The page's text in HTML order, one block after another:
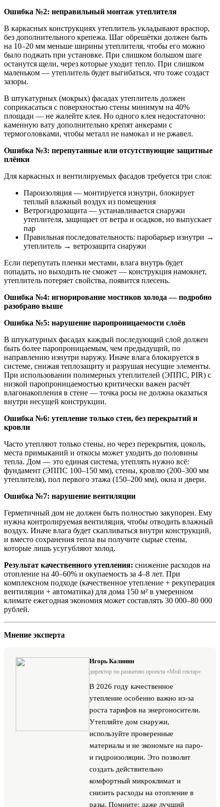
Ошибка №2: неправильный монтаж утеплителя
В каркасных конструкциях утеплитель укладывают враспор,
без дополнительного крепежа. Шаг обрешётки должен быть
на 10–20 мм меньше ширины утеплителя, чтобы его можно
было поджать при установке. При слишком большом шаге
останутся щели, через которые уходит тепло. При слишком
маленьком — утеплитель будет выгибаться, что тоже создаст
зазоры.
В штукатурных (мокрых) фасадах утеплитель должен
соприкасаться с поверхностью стены минимум на 40%
площади — не жалейте клея. Но одного клея недостаточно:
каменную вату дополнительно крепят анкерами с
термоголовками, чтобы металл не намокал и не ржавел.
Ошибка №3: перепутанные или отсутствующие защитные
плёнки
Для каркасных и вентилируемых фасадов требуется три слоя:
Пароизоляция — монтируется изнутри, блокирует
теплый влажный воздух из помещения
Ветрогидрозащита — устанавливается снаружи
утеплителя, защищает от ветра и осадков, но выпускает
пар
Правильная последовательность: паробарьер изнутри →
утеплитель → ветрозащита снаружи
Если перепутать пленки местами, влага внутрь будет
попадать, но выходить не сможет — конструкция намокнет,
утеплитель потеряет свойства, появится плесень.
Ошибка №4: игнорирование мостиков холода — подробно
разобрано выше
Ошибка №5: нарушение паропроницаемости слоёв
В штукатурных фасадах каждый последующий слой должен
быть более паропроницаемым, чем предыдущий, по
направлению изнутри наружу. Иначе влага блокируется в
системе, снижая теплозащиту и разрушая несущие элементы.
При использовании полимерных утеплителей (ЭППС, PIR) с
низкой паропроницаемостью критически важен расчёт
влагонакопления в стене — точка росы не должна оказаться
внутри несущей конструкции.
Ошибка №6: утепление только стен, без перекрытий и
кровли
Часто утепляют только стены, но через перекрытия, цоколь,
места примыканий и откосы может уходить до половины
тепла. Дом — это единая система, утеплять нужно всё:
фундамент (ЭППС 100–150 мм), стены, кровлю (200–300 мм
утеплителя), пол первого этажа (150–200 мм), окна и двери.
Ошибка №7: нарушение вентиляции
Герметичный дом не должен быть полностью закупорен. Ему
нужна контролируемая вентиляция, чтобы отводить влажный
воздух. Иначе влага будет скапливаться внутри конструкций,
и вместо сохранения тепла вы получите сырые стены,
которые лишь усугубляют холод.
Результат качественного утепления: снижение расходов на
отопление на 40–60% и окупаемость за 4–8 лет. При
комплексном подходе (качественное утепление + рекуперация
вентиляции + автоматика) для дома 150 м² в умеренном
климате ежегодная экономия может составлять 30 000–80 000
рублей.
Мнение эксперта
Игорь Калинин
директор по развитию проекта «Мой гектар»
В 2026 году качественное
утепление особенно важно из-за
роста тарифов на энергоносители.
Утепляйте дом снаружи,
используйте проверенные
материалы и не экономьте на паро-
и гидроизоляции. Это позволит
создать действительно
комфортный микроклимат и
снизить расходы на отопление в
разы. Помните: даже лучший